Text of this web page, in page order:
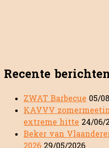
Recente
ZWAT Barbecue 05/
KAVVV
extreme hitte 24/06/
Beker van